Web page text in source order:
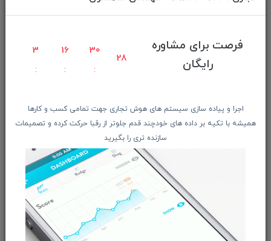
فرصت برای مشاوره
رایگان
3 16 30
28
اجرا و پیاده سازی سیستم های هوش تجاری جهت تمامی کسب و کارها
همیشه با تکیه بر داده های خودچند قدم جلوتر از رقبا حرکت کرده و تصمیمات
سازنده تری را بگیرید
دانلود اپلیکیشن فروشگاه
دسترسی سریع
صفحه ابتدایی سایت
معرفـــی همکــاران
حــــریم خصوصـی
پیگیری مرسوله پستی
دعوت به همکاری